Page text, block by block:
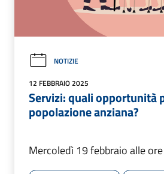
NOTIZIE
12 FEBBRAIO 2025
Servizi: quali opportunità
popolazione anziana?
Mercoledì 19 febbraio alle